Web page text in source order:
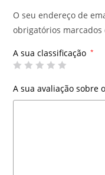
O seu endereço de
obrigatórios marcados
A sua classificação *
A sua avaliação sobre